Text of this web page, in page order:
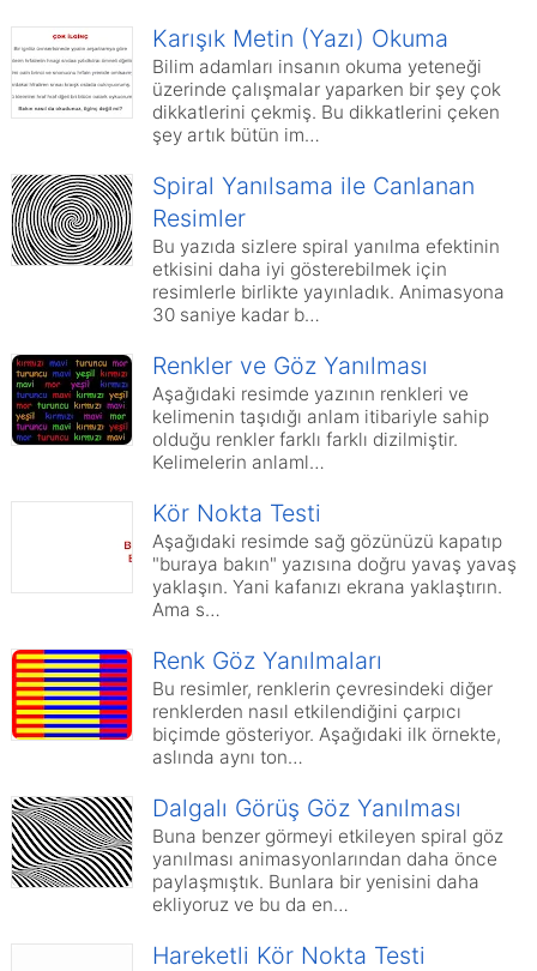
Karışık Metin (Yazı) Okuma
Bilim adamları insanın okuma yeteneği
üzerinde çalışmalar yaparken bir şey çok
dikkatlerini çekmiş. Bu dikkatlerini çeken
şey artık bütün im…
Spiral Yanılsama ile Canlanan
Resimler
Bu yazıda sizlere spiral yanılma efektinin
etkisini daha iyi gösterebilmek için
resimlerle birlikte yayınladık. Animasyona
30 saniye kadar b…
Renkler ve Göz Yanılması
Aşağıdaki resimde yazının renkleri ve
kelimenin taşıdığı anlam itibariyle sahip
olduğu renkler farklı farklı dizilmiştir.
Kelimelerin anlaml…
Kör Nokta Testi
Aşağıdaki resimde sağ gözünüzü kapatıp
"buraya bakın" yazısına doğru yavaş yavaş
yaklaşın. Yani kafanızı ekrana yaklaştırın.
Ama s…
Renk Göz Yanılmaları
Bu resimler, renklerin çevresindeki diğer
renklerden nasıl etkilendiğini çarpıcı
biçimde gösteriyor. Aşağıdaki ilk örnekte,
aslında aynı ton…
Dalgalı Görüş Göz Yanılması
Buna benzer görmeyi etkileyen spiral göz
yanılması animasyonlarından daha önce
paylaşmıştık. Bunlara bir yenisini daha
ekliyoruz ve bu da en…
Hareketli Kör Nokta Testi